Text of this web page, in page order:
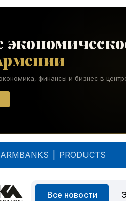
ARMBANKS PRODUCTS
Все новости